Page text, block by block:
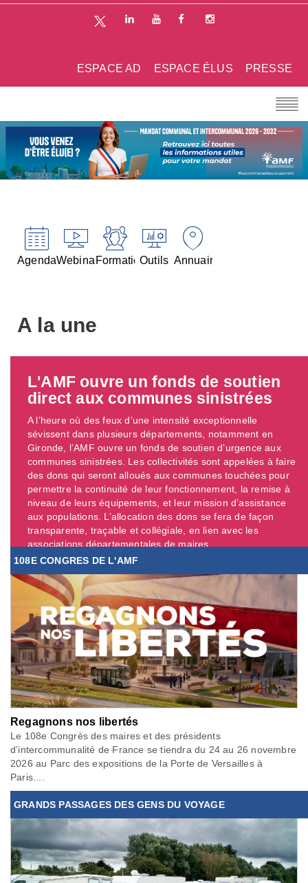
PRESSE
ESPACE ÉLUS
ESPACE AD
AgendaWebinairesFormationsOutils Annuaires
A la une
L'AMF ouvre un fonds de soutien
direct aux communes sinistrées
A l’heure où des feux d’une intensité exceptionnelle
sévissent dans plusieurs départements, notamment en
Gironde, l’AMF ouvre un fonds de soutien d’urgence aux
communes sinistrées. Les collectivités sont appelées à faire
des dons qui seront alloués aux communes touchées pour
permettre la continuité de leur fonctionnement, la remise à
niveau de leurs équipements, et leur mission d’assistance
aux populations. L’allocation des dons se fera de façon
transparente, traçable et collégiale, en lien avec les
associations départementales de maires. ...
108E CONGRES DE L'AMF
Regagnons nos libertés
Le 108e Congrès des maires et des présidents
d’intercommunalité de France se tiendra du 24 au 26 novembre
2026 au Parc des expositions de la Porte de Versailles à
Paris....
GRANDS PASSAGES DES GENS DU VOYAGE